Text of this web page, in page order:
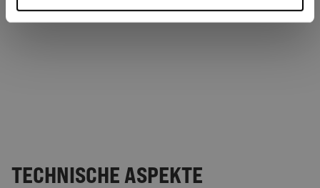
TECHNISCHE ASPEKTE